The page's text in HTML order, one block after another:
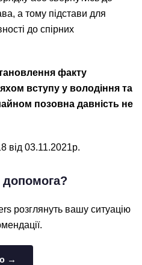
а тому підстави для
до спірних
факту
вступу у володіння та
позовна давність не
від 03.11.2021р.
розглянуть вашу ситуацію
→